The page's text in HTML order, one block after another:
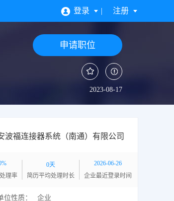
登录 注册
申请职位
2023-08-17
波福连接器系统（南通）有限公司
理率
0天
简历平均处理时长
2026-06-26
企业最近登录时间
位性质： 企业